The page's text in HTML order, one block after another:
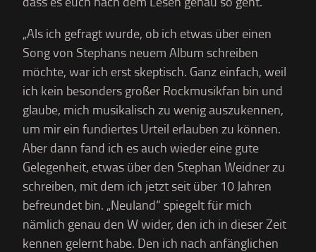
„Als ich gefragt wurde, ob ich etwas über einen
Song von Stephans neuem Album schreiben
möchte, war ich erst skeptisch. Ganz einfach, weil
ich kein besonders großer Rockmusikfan bin und
glaube, mich musikalisch zu wenig auszukennen,
um mir ein fundiertes Urteil erlauben zu können.
Aber dann fand ich es auch wieder eine gute
Gelegenheit, etwas über den Stephan Weidner zu
schreiben, mit dem ich jetzt seit über 10 Jahren
befreundet bin. „Neuland“ spiegelt für mich
nämlich genau den W wider, den ich in dieser Zeit
kennen gelernt habe. Den ich nach anfänglichen